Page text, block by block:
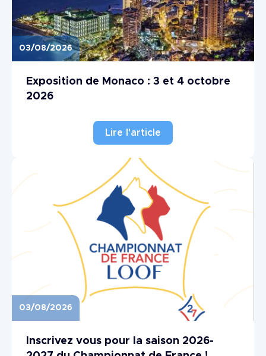
03/08/2026
Exposition de Monaco : 3 et 4 octobre
2026
Lire l'article
03/08/2026
Inscrivez vous pour la saison 2026-